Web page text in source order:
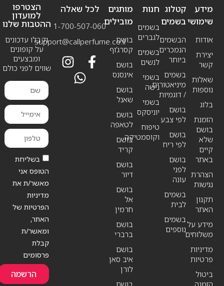
מידע
שימושי
אודות
יצירת
קשר
שאלות
נוספות
בלוג
הזמנת
בושם
שלא
קיים
באתר
הצהרת
נגישות
תקנון
האתר
מידע על
משלוחים
מדיניות
פרטיות
ביטול
חנות
בשמים
לגברים
בשמים
לנשים
בשמי
נישה
בשמי
יוניסקס
טיפוח
וקוסמטיקה
קטלוג
בשמים
הבשמים
הנמכרים
ביותר
בשמים
מיניאטורים
/ דוגמיות
בושם
לפי צבע
בושם
לפי ריח
בושם
לפני
עונה
בשמים
לבית
בשמים
נוספים
מותגים
מובילים
בושם
קסרג’וף
בושם
אינסנס
בושם
שאנל
בושם
לטאפה
בושם
קריד
בושם
דיור
בושם
אל
חרמין
בושם
ברברי
בושם
איב סאן
לורן
לכל שאלה
1-700-507-060
support@callperfume.co.il
הצטרפו
למועדון
ההטבות שלנו
וקבלו עדכונים
על קופונים
ומבצעים
שווים לפני כולם
בשליחת
הטופס אני
מאשר/ת את
מדיניות
הפרטיות של
האתר,
ומאשר/ת
קבלת
פרסומים
הרשמה